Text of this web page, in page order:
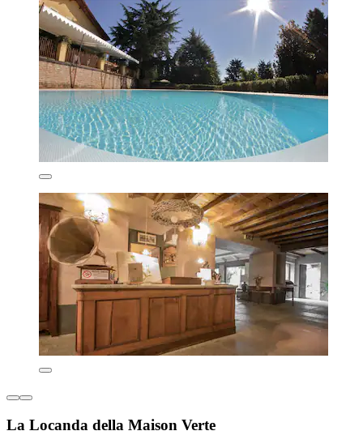
La Locanda della Maison Verte